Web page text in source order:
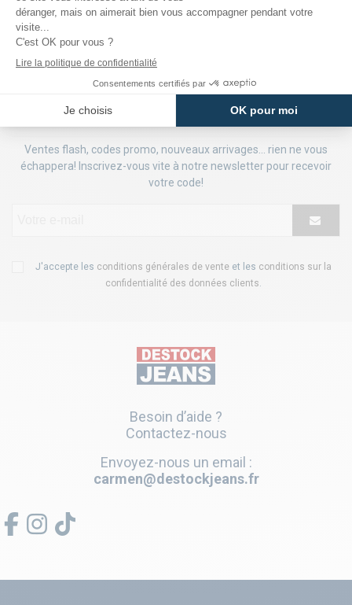
récompensée
en bons d'achats
iconiques
partout en France
NEWSLETTER
Ventes flash, codes promo, nouveaux arrivages... rien ne vous
échappera! Inscrivez-vous vite à notre newsletter pour recevoir
votre code!
J'accepte les conditions générales de vente et les conditions sur la
confidentialité des données clients
Besoin d’aide ?
Contactez-nous
Envoyez-nous un email :
carmen@destockjeans.fr